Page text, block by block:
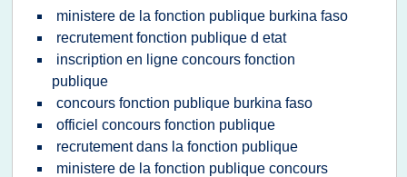
ministere de la fonction publique burkina faso
recrutement fonction publique d etat
inscription en ligne concours fonction
publique
concours fonction publique burkina faso
officiel concours fonction publique
recrutement dans la fonction publique
ministere de la fonction publique concours